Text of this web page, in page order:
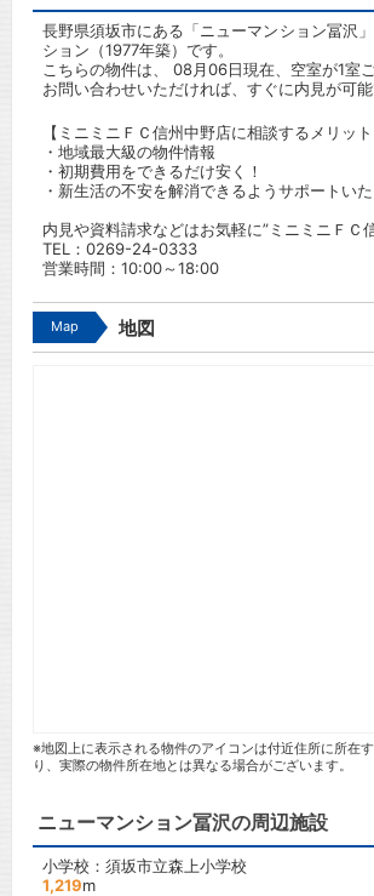
長野県須坂市にある「ニューマンション冨沢
ション（1977年築）です。
こちらの物件は、 08月06日現在、空室が1室ご
お問い合わせいただければ、すぐに内見が可能
【ミニミニＦＣ信州中野店に相談するメリット
・地域最大級の物件情報
・初期費用をできるだけ安く！
・新生活の不安を解消できるようサポートいた
内見や資料請求などはお気軽に”ミニミニＦＣ
TEL： 0269-24-0333
営業時間：10:00～18:00
Map 地図
※地図上に表示される物件のアイコンは付近住所に所在
り、実際の物件所在地とは異なる場合がございます。
ニューマンション冨沢の周辺施設
小学校：須坂市立森上小学校
1,219m